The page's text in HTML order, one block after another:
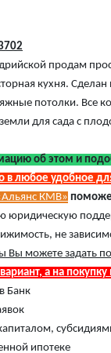
продам
кухня.
потолки. Все
земли для сада с
об этом и
в любое удобное
КМВ»
не
Вы можете задать
а на
Банк
ипотеке